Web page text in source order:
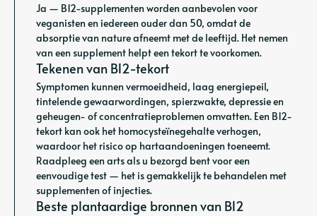
Ja — B12-supplementen worden aanbevolen voor
veganisten en iedereen ouder dan 50, omdat de
absorptie van nature afneemt met de leeftijd. Het nemen
van een supplement helpt een tekort te voorkomen.
Tekenen van B12-tekort
Symptomen kunnen vermoeidheid, laag energiepeil,
tintelende gewaarwordingen, spierzwakte, depressie en
geheugen- of concentratieproblemen omvatten. Een B12-
tekort kan ook het homocysteïnegehalte verhogen,
waardoor het risico op hartaandoeningen toeneemt.
Raadpleeg een arts als u bezorgd bent voor een
eenvoudige test — het is gemakkelijk te behandelen met
supplementen of injecties.
Beste plantaardige bronnen van B12